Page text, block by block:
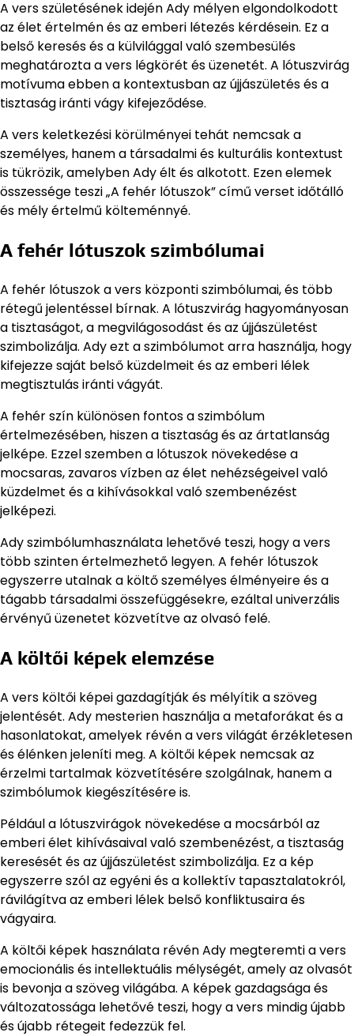
A vers születésének idején Ady mélyen elgondolkodott
az élet értelmén és az emberi létezés kérdésein. Ez a
belső keresés és a külvilággal való szembesülés
meghatározta a vers légkörét és üzenetét. A lótuszvirág
motívuma ebben a kontextusban az újjászületés és a
tisztaság iránti vágy kifejeződése.
A vers keletkezési körülményei tehát nemcsak a
személyes, hanem a társadalmi és kulturális kontextust
is tükrözik, amelyben Ady élt és alkotott. Ezen elemek
összessége teszi „A fehér lótuszok” című verset időtálló
és mély értelmű költeménnyé.
A fehér lótuszok szimbólumai
A fehér lótuszok a vers központi szimbólumai, és több
rétegű jelentéssel bírnak. A lótuszvirág hagyományosan
a tisztaságot, a megvilágosodást és az újjászületést
szimbolizálja. Ady ezt a szimbólumot arra használja, hogy
kifejezze saját belső küzdelmeit és az emberi lélek
megtisztulás iránti vágyát.
A fehér szín különösen fontos a szimbólum
értelmezésében, hiszen a tisztaság és az ártatlanság
jelképe. Ezzel szemben a lótuszok növekedése a
mocsaras, zavaros vízben az élet nehézségeivel való
küzdelmet és a kihívásokkal való szembenézést
jelképezi.
Ady szimbólumhasználata lehetővé teszi, hogy a vers
több szinten értelmezhető legyen. A fehér lótuszok
egyszerre utalnak a költő személyes élményeire és a
tágabb társadalmi összefüggésekre, ezáltal univerzális
érvényű üzenetet közvetítve az olvasó felé.
A költői képek elemzése
A vers költői képei gazdagítják és mélyítik a szöveg
jelentését. Ady mesterien használja a metaforákat és a
hasonlatokat, amelyek révén a vers világát érzékletesen
és élénken jeleníti meg. A költői képek nemcsak az
érzelmi tartalmak közvetítésére szolgálnak, hanem a
szimbólumok kiegészítésére is.
Például a lótuszvirágok növekedése a mocsárból az
emberi élet kihívásaival való szembenézést, a tisztaság
keresését és az újjászületést szimbolizálja. Ez a kép
egyszerre szól az egyéni és a kollektív tapasztalatokról,
rávilágítva az emberi lélek belső konfliktusaira és
vágyaira.
A költői képek használata révén Ady megteremti a vers
emocionális és intellektuális mélységét, amely az olvasót
is bevonja a szöveg világába. A képek gazdagsága és
változatossága lehetővé teszi, hogy a vers mindig újabb
és újabb rétegeit fedezzük fel.